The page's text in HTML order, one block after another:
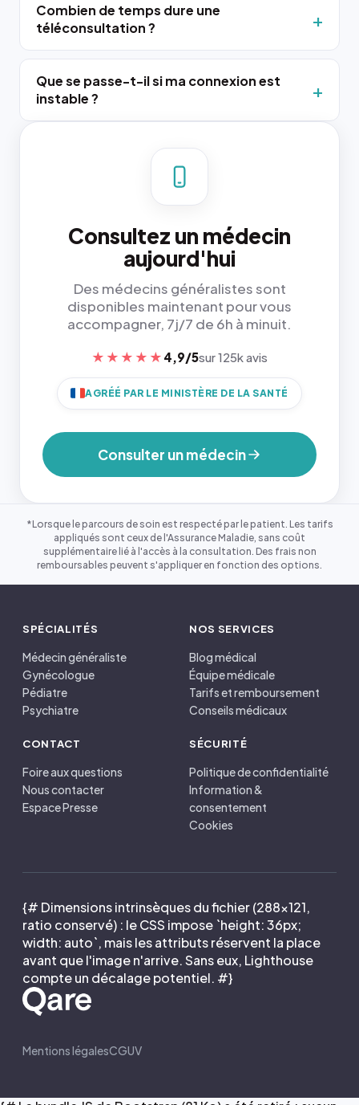
Combien de temps dure une
téléconsultation ?
Que se passe-t-il si ma connexion est
instable ?
Consultez un médecin
aujourd'hui
Des médecins généralistes sont
disponibles maintenant pour vous
accompagner, 7j/7 de 6h à minuit.
★★★★★ 4,9/5sur 125k avis
AGRÉÉ PAR LE MINISTÈRE DE LA SANTÉ
Consulter un médecin
*Lorsque le parcours de soin est respecté par le patient. Les tarifs
appliqués sont ceux de l'Assurance Maladie, sans coût
supplémentaire lié à l'accès à la consultation. Des frais non
remboursables peuvent s'appliquer en fonction des options.
SPÉCIALITÉS
Médecin généraliste
Gynécologue
Pédiatre
Psychiatre
NOS SERVICES
Blog médical
Équipe médicale
Tarifs et remboursement
Conseils médicaux
CONTACT
Foire aux questions
Nous contacter
Espace Presse
SÉCURITÉ
Politique de confidentialité
Information &
consentement
Cookies
{# Dimensions intrinsèques du fichier (288×121,
ratio conservé) : le CSS impose `height: 36px;
width: auto`, mais les attributs réservent la place
avant que l'image n'arrive. Sans eux, Lighthouse
compte un décalage potentiel. #}
Mentions légalesCGUV